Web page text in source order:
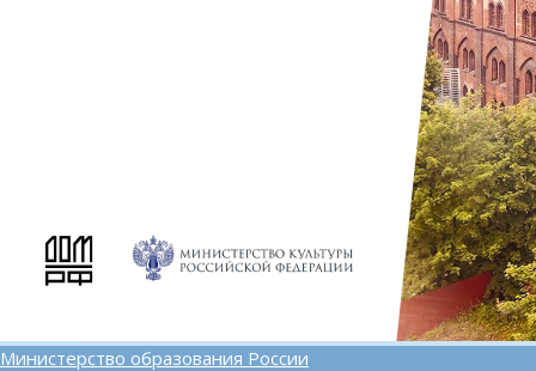
Министерство образования России